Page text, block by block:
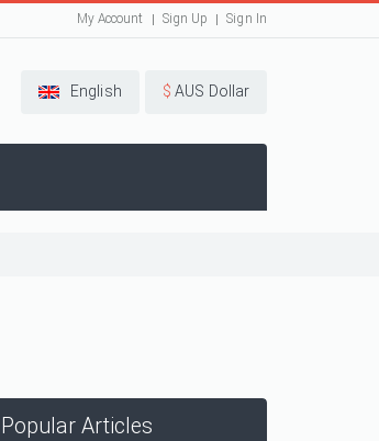
My Account Sign Up Sign In
English $ AUS Dollar
Popular Articles